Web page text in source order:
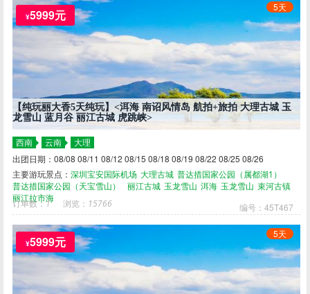
【纯玩丽大香5天纯玩】<洱海 南诏风情岛 航拍+旅拍 大理古城 玉
龙雪山 蓝月谷 丽江古城 虎跳峡>
5天
西南 云南
大理
出团日期：08/08 08/11 08/12 08/15 08/18 08/19 08/22 08/25 08/26
主要游玩景点：深圳宝安国际机场 大理古城 普达措国家公园（属都湖1）
普达措国家公园（天宝雪山）
丽江古城 玉龙雪山 洱海 玉龙雪山 束河古镇
丽江拉市海
订单数：1 浏览： 15766 编号：45T467
¥5999元
5天
¥5999元